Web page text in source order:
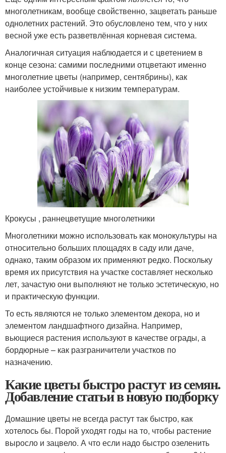
многолетникам, вообще свойственно, зацветать раньше
однолетних растений. Это обусловлено тем, что у них
весной уже есть разветвлённая корневая система.
Аналогичная ситуация наблюдается и с цветением в
конце сезона: самими последними отцветают именно
многолетние цветы (например, сентябрины), как
наиболее устойчивые к низким температурам.
Крокусы , раннецветущие многолетники
Многолетники можно использовать как монокультуры на
относительно больших площадях в саду или даче,
однако, таким образом их применяют редко. Поскольку
время их присутствия на участке составляет несколько
лет, зачастую они выполняют не только эстетическую, но
и практическую функции.
То есть являются не только элементом декора, но и
элементом ландшафтного дизайна. Например,
вьющиеся растения используют в качестве ограды, а
бордюрные – как разграничители участков по
назначению.
Какие цветы быстро растут из семян.
Добавление статьи в новую подборку
Домашние цветы не всегда растут так быстро, как
хотелось бы. Порой уходят годы на то, чтобы растение
выросло и зацвело. А что если надо быстро озеленить